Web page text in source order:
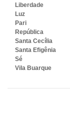
Liberdade
Luz
Pari
República
Santa Cecília
Santa Efigênia
Sé
Vila Buarque